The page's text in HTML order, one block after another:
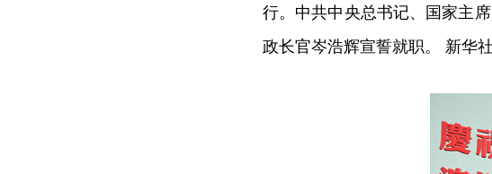
行。中共中央总书记、国家主
政长官岑浩辉宣誓就职。 新华